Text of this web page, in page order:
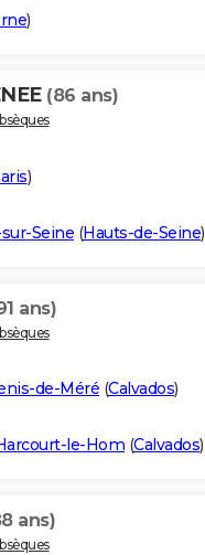
)
(86 ans)
)
Seine (Hauts-de-Seine)
ans)
de-Méré (Calvados)
le-Hom (Calvados)
ans)